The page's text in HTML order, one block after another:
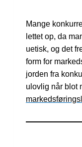
Mange
lettet op, da
uetisk, og det
form for
jorden fra
ulovlig når blot